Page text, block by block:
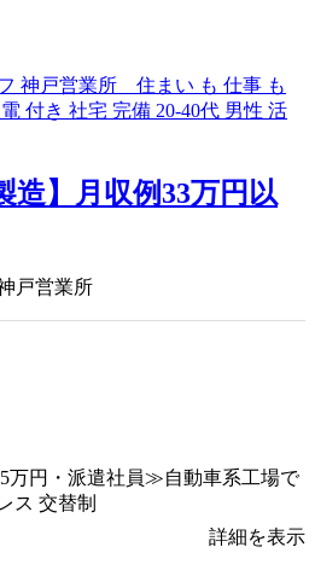
造】月収例33万円以
戸営業所
万円・派遣社員≫自動車系工場で
ス 交替制
詳細を表示